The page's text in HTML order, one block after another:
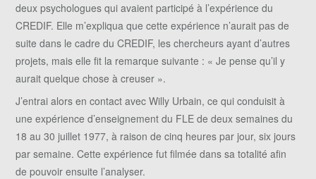
deux psychologues qui avaient participé à l’expérience du
CREDIF. Elle m’expliqua que cette expérience n’aurait pas de
suite dans le cadre du CREDIF, les chercheurs ayant d’autres
projets, mais elle fit la remarque suivante : « Je pense qu’il y
aurait quelque chose à creuser ».
J’entrai alors en contact avec Willy Urbain, ce qui conduisit à
une expérience d’enseignement du FLE de deux semaines du
18 au 30 juillet 1977, à raison de cinq heures par jour, six jours
par semaine. Cette expérience fut filmée dans sa totalité afin
de pouvoir ensuite l’analyser.